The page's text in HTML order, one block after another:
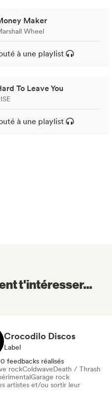
Maker
Wheel
à une playlist
To Leave You
à une playlist
t'intéresser...
Crocodilo Discos
Label
feedbacks réalisés
rockColdwaveDeath / Thrash
Garage rock
artistes et/ou sortir leur